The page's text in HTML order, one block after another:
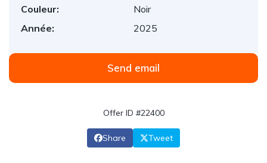
Couleur:
Noir
Année:
2025
Send email
Offer ID #22400
Share Tweet